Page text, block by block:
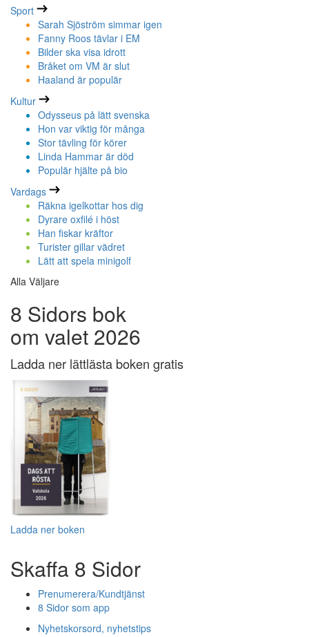
Sport
Sarah Sjöström simmar igen
Fanny Roos tävlar i EM
Bilder ska visa idrott
Bråket om VM är slut
Haaland är populär
Kultur
Odysseus på lätt svenska
Hon var viktig för många
Stor tävling för körer
Linda Hammar är död
Populär hjälte på bio
Vardags
Räkna igelkottar hos dig
Dyrare oxfilé i höst
Han fiskar kräftor
Turister gillar vädret
Lätt att spela minigolf
Alla Väljare
8 Sidors bok
om valet 2026
Ladda ner lättlästa boken gratis
Ladda ner boken
Skaffa 8 Sidor
Prenumerera/Kundtjänst
8 Sidor som app
Nyhetskorsord, nyhetstips